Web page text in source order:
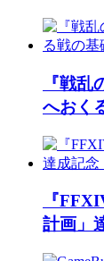
『戦
へおく
『
計画」